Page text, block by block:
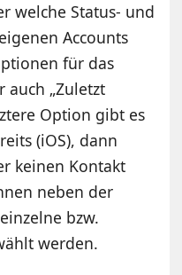
welche Status- und
Accounts
für das
auch „Zuletzt
Option gibt es
(iOS), dann
keinen Kontakt
neben der
bzw.
werden.